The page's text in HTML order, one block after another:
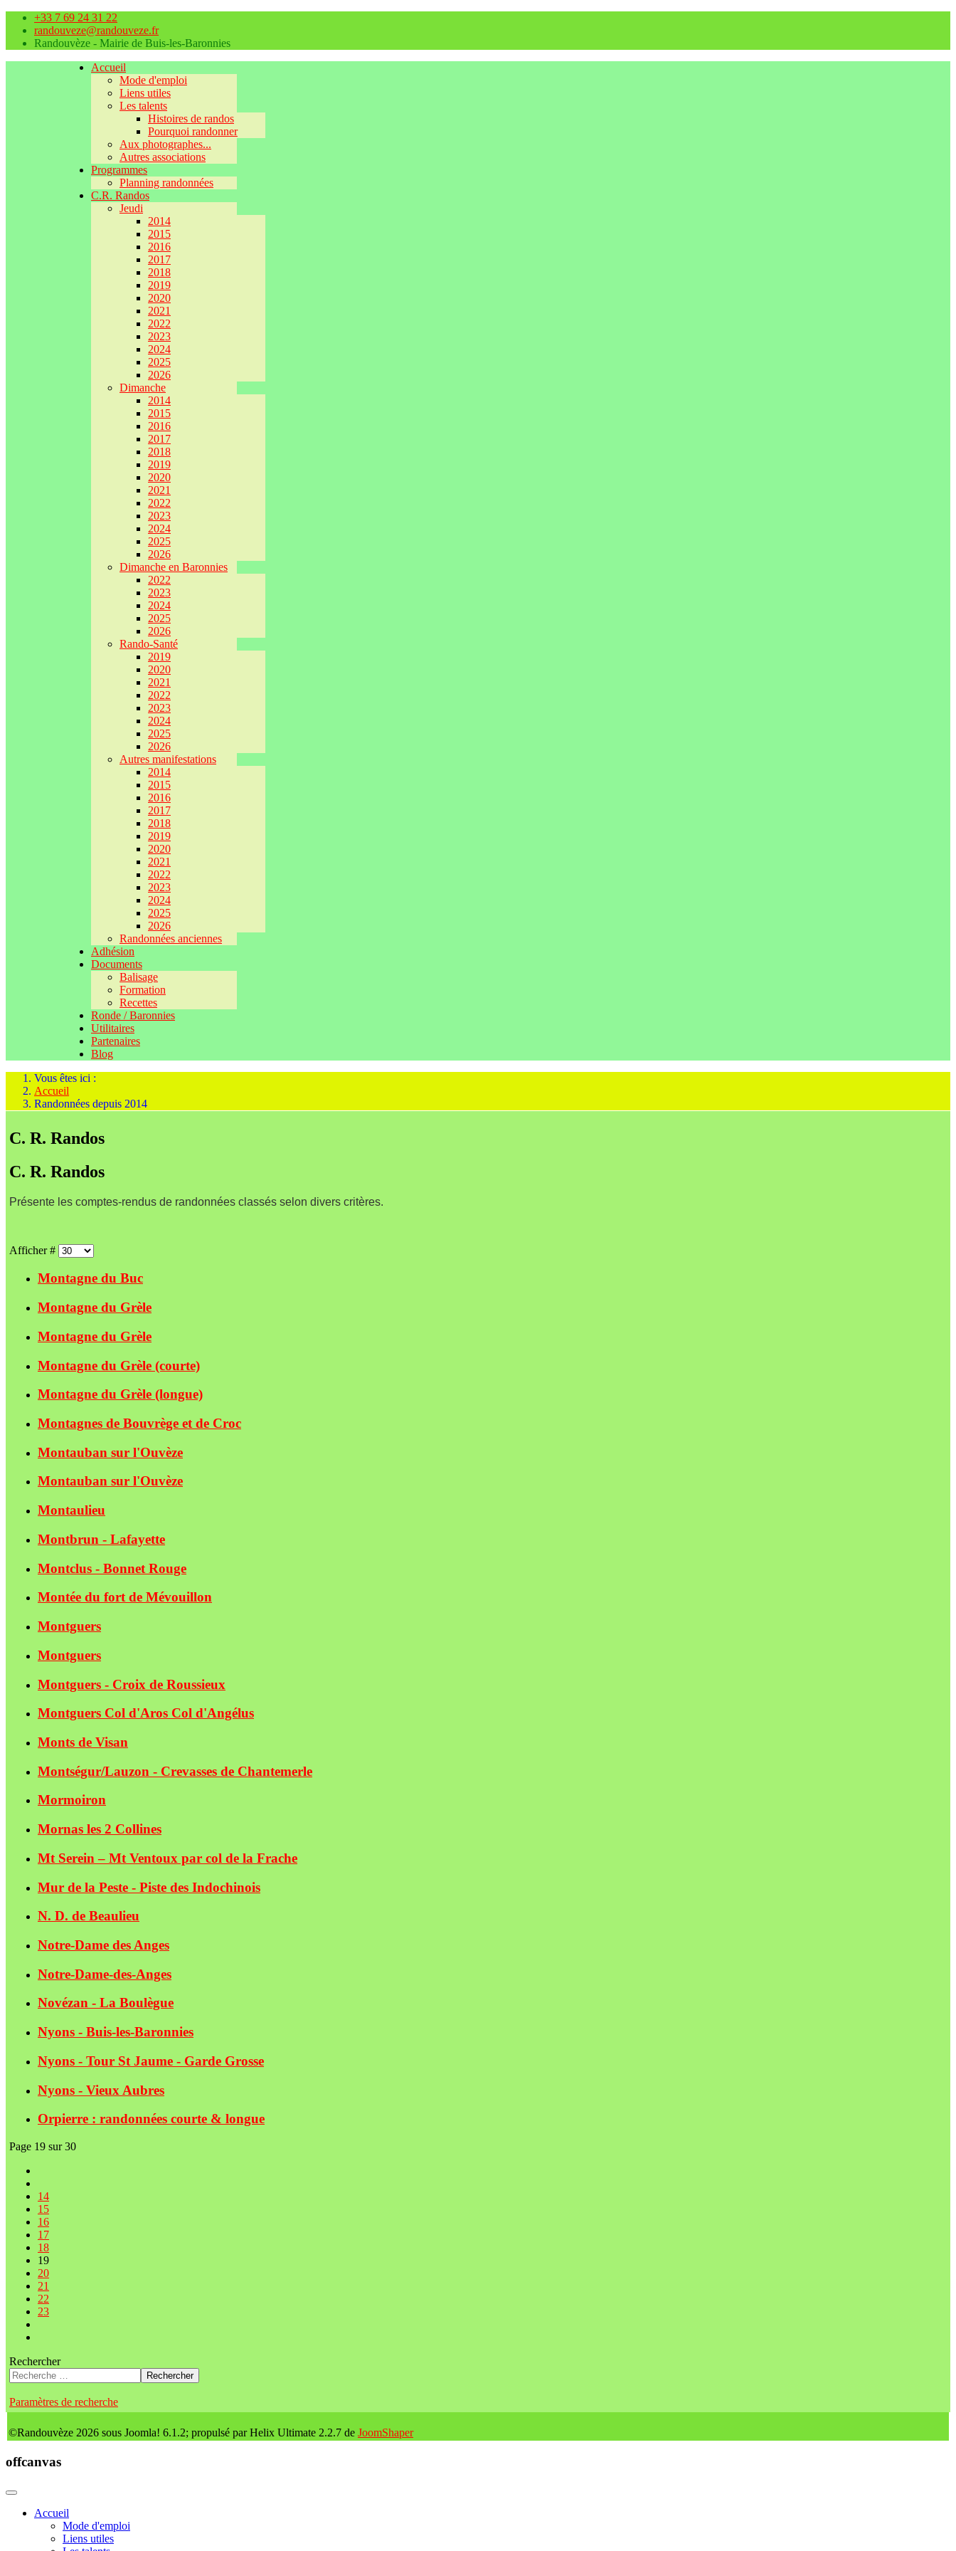
+33 7 69 24 31 22
randouveze@randouveze.fr
Randouvèze - Mairie de Buis-les-Baronnies
Accueil
Mode d'emploi
Liens utiles
Les talents
Histoires de randos
Pourquoi randonner
Aux photographes...
Autres associations
Programmes
Planning randonnées
C.R. Randos
Jeudi
2014
2015
2016
2017
2018
2019
2020
2021
2022
2023
2024
2025
2026
Dimanche
2014
2015
2016
2017
2018
2019
2020
2021
2022
2023
2024
2025
2026
Dimanche en Baronnies
2022
2023
2024
2025
2026
Rando-Santé
2019
2020
2021
2022
2023
2024
2025
2026
Autres manifestations
2014
2015
2016
2017
2018
2019
2020
2021
2022
2023
2024
2025
2026
Randonnées anciennes
Adhésion
Documents
Balisage
Formation
Recettes
Ronde / Baronnies
Utilitaires
Partenaires
Blog
Vous êtes ici :
Accueil
Randonnées depuis 2014
C. R. Randos
C. R. Randos
Présente les comptes-rendus de randonnées classés selon divers critères.
Afficher #
Montagne du Buc
Montagne du Grèle
Montagne du Grèle
Montagne du Grèle (courte)
Montagne du Grèle (longue)
Montagnes de Bouvrège et de Croc
Montauban sur l'Ouvèze
Montauban sur l'Ouvèze
Montaulieu
Montbrun - Lafayette
Montclus - Bonnet Rouge
Montée du fort de Mévouillon
Montguers
Montguers
Montguers - Croix de Roussieux
Montguers Col d'Aros Col d'Angélus
Monts de Visan
Montségur/Lauzon - Crevasses de Chantemerle
Mormoiron
Mornas les 2 Collines
Mt Serein – Mt Ventoux par col de la Frache
Mur de la Peste - Piste des Indochinois
N. D. de Beaulieu
Notre-Dame des Anges
Notre-Dame-des-Anges
Novézan - La Boulègue
Nyons - Buis-les-Baronnies
Nyons - Tour St Jaume - Garde Grosse
Nyons - Vieux Aubres
Orpierre : randonnées courte & longue
Page 19 sur 30
14
15
16
17
18
19
20
21
22
23
Rechercher
Rechercher
Paramètres de recherche
©Randouvèze 2026 sous Joomla! 6.1.2; propulsé par Helix Ultimate 2.2.7 de JoomShaper
offcanvas
Accueil
Mode d'emploi
Liens utiles